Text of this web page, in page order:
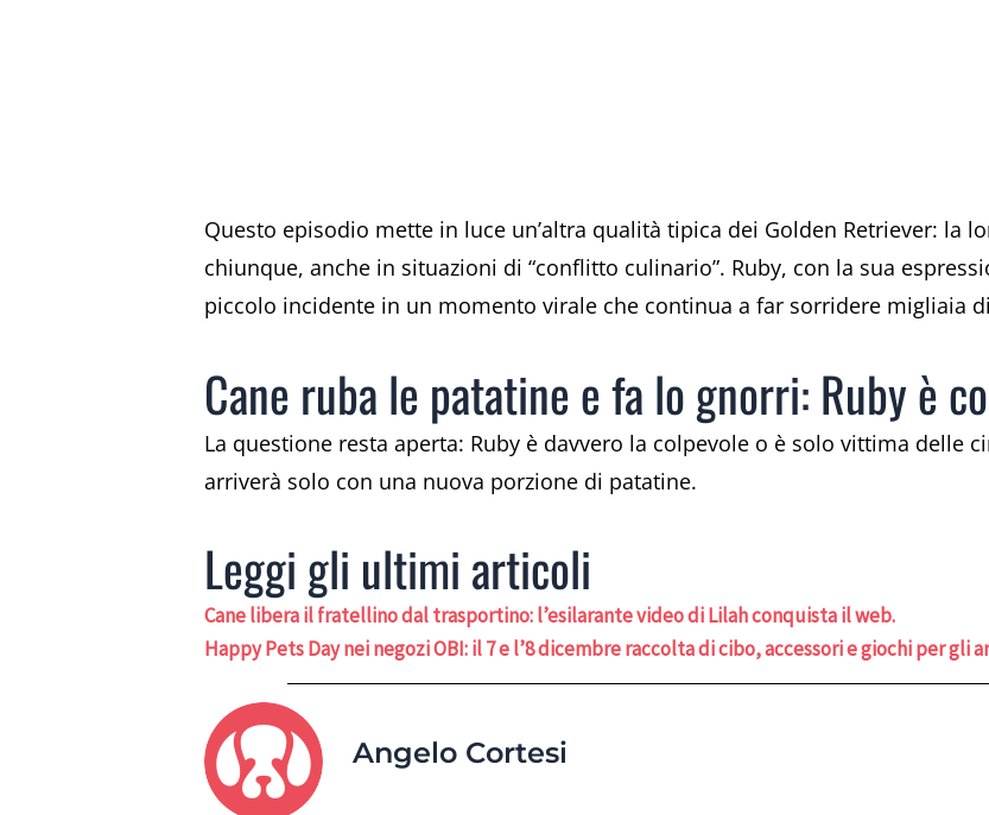
Questo episodio mette in luce un’altra qualità tipica dei Golden Retriever: la
chiunque, anche in situazioni di “conflitto culinario”. Ruby, con la sua
piccolo incidente in un momento virale che continua a far sorridere migliaia
Cane ruba le patatine e fa lo gnorri: Ruby è
La questione resta aperta: Ruby è davvero la colpevole o è solo vittima delle
arriverà solo con una nuova porzione di patatine.
Leggi gli ultimi articoli
Cane libera il fratellino dal trasportino: l’esilarante video di Lilah conquista il web.
Happy Pets Day nei negozi OBI: il 7 e l’8 dicembre raccolta di cibo, accessori e giochi per
Angelo Cortesi